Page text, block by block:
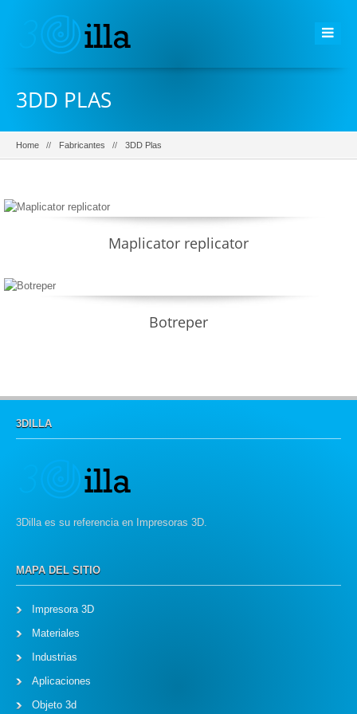
3DD PLAS
Home Fabricantes 3DD Plas
Maplicator replicator
Botreper
3DILLA
3Dilla es su referencia en Impresoras 3D.
MAPA DEL SITIO
Impresora 3D
Materiales
Industrias
Aplicaciones
Objeto 3d